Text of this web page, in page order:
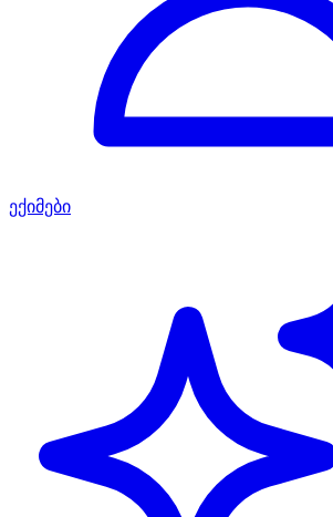
ექიმები